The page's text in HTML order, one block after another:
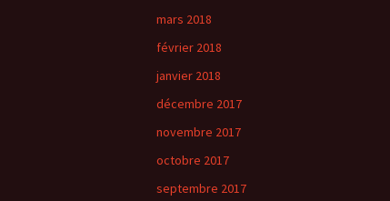
mars 2018
février 2018
janvier 2018
décembre 2017
novembre 2017
octobre 2017
septembre 2017